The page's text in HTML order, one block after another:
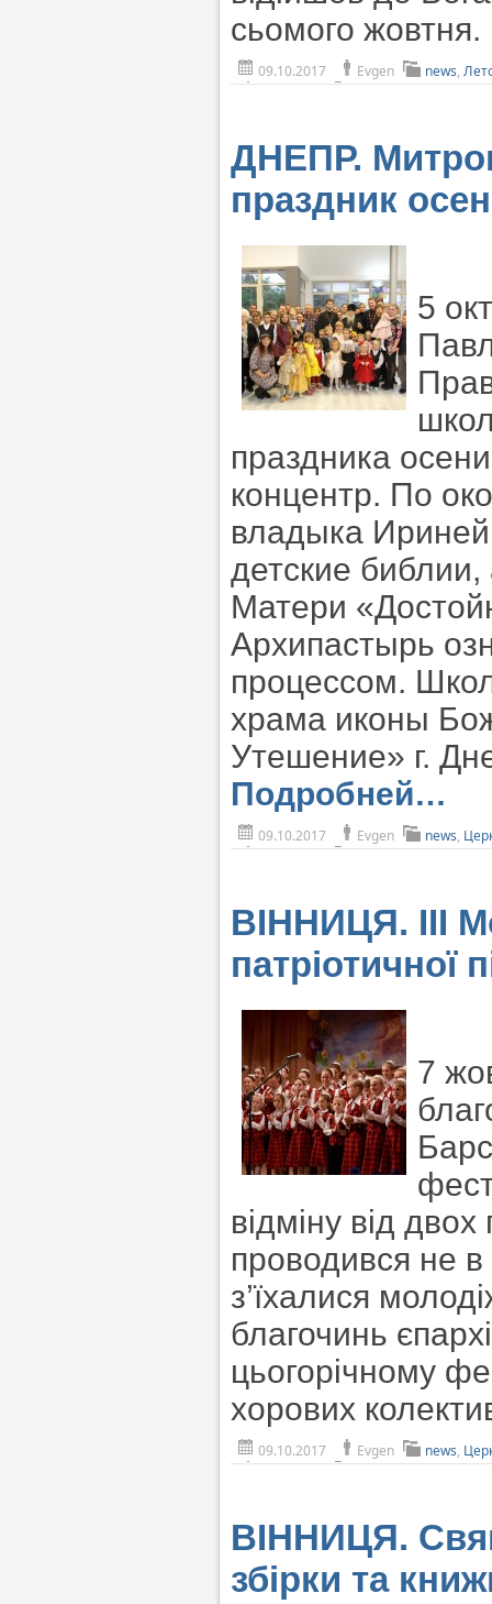
сьомого жовтня.
09.10.2017 Evgen news,
ДНЕПР.
праздник
5
праздника
концентр. По
владыка
детские
Матери
Архипастырь
процессом.
храма иконы
Утешение» г.
Подробней…
09.10.2017 Evgen news,
ВІННИЦЯ. ІІІ
патріотичної
7
відміну від
проводився не
з’їхалися
благочинь
цьогорічному
хорових
09.10.2017 Evgen news,
ВІННИЦЯ.
збірки та